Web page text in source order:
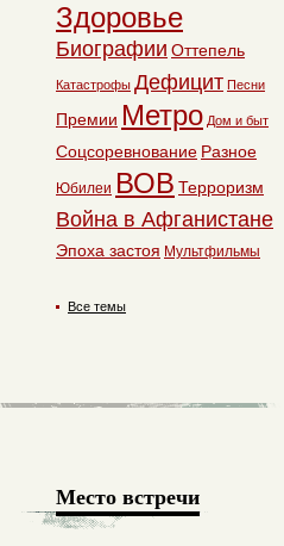
Здоровье
Биографии Оттепель
Катастрофы Дефицит Песни
Премии Метро Дом и быт
Соцсоревнование Разное
Юбилеи ВОВ Терроризм
Война в Афганистане
Эпоха застоя Мультфильмы
Все темы
Место встречи